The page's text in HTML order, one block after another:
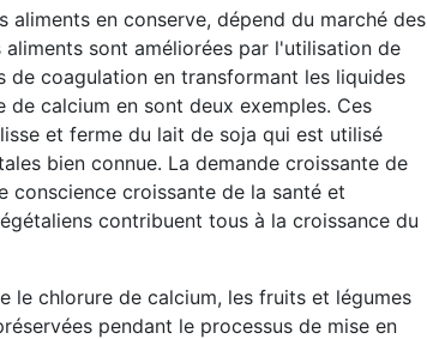
en conserve, dépend du marché des
sont améliorées par l'utilisation de
de coagulation en transformant les liquides
calcium en sont deux exemples. Ces
et ferme du lait de soja qui est utilisé
bien connue. La demande croissante de
conscience croissante de la santé et
contribuent tous à la croissance du
le chlorure de calcium, les fruits et légumes
pendant le processus de mise en